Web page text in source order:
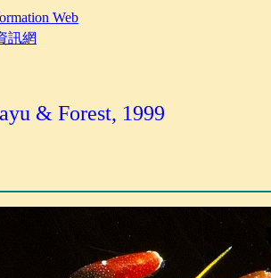
Web
訊網
& Forest, 1999